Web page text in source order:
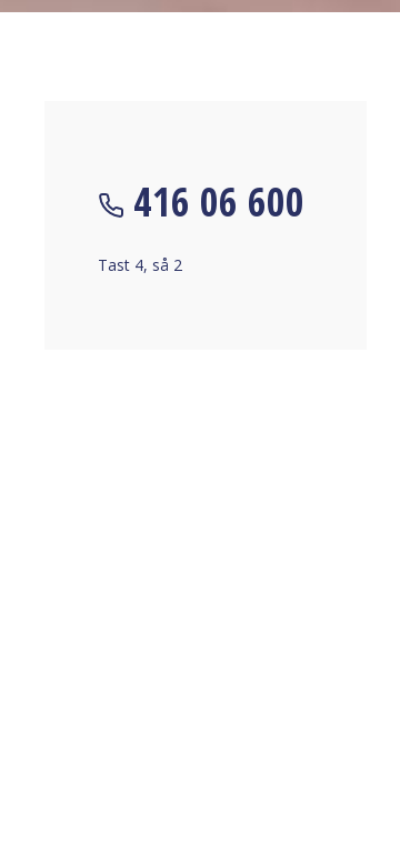
416 06 600
Tast 4, så 2